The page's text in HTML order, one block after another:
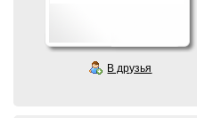
В друзья